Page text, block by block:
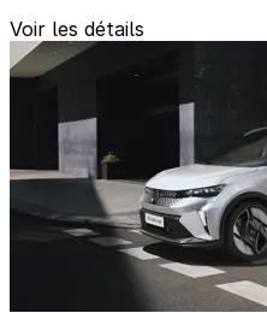
Voir les détails